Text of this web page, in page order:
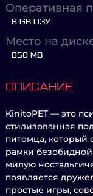
Оперативная
8 GB ОЗУ
Место на
850 MB
ОПИСАНИЕ
KinitoPET — это
стилизованная
питомца, который
рамки
милую
появляется
простые игры,